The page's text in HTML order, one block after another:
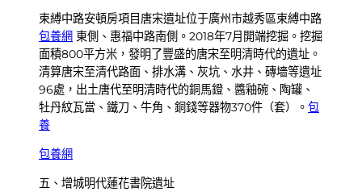
束縛中路安頓房項目唐宋遺址位于廣州市越秀區束縛中路
包養網 東側、惠福中路南側。2018年7月開端挖掘。挖掘
面積800平方米，發明了豐盛的唐宋至明清時代的遺址。
清算唐宋至清代路面、排水溝、灰坑、水井、磚墻等遺址
96處，出土唐代至明清時代的銅馬鐙、醬釉碗、陶罐、
牡丹紋瓦當、鐵刀、牛角、銅錢等器物370件（套）。 包
養
包養網
五、增城明代蓮花書院遺址